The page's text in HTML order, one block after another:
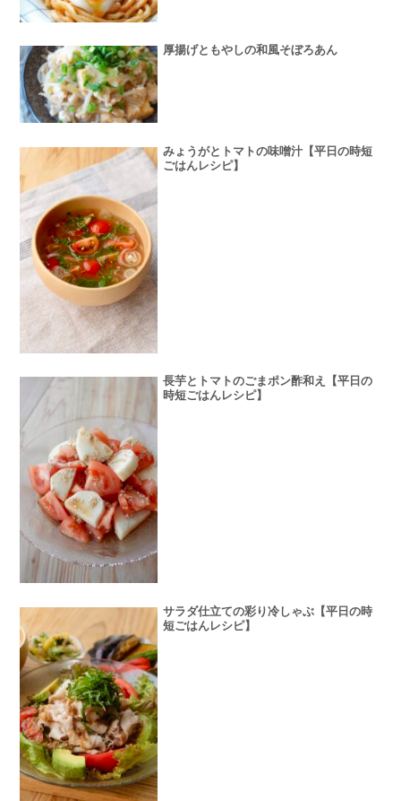
厚揚げともやしの和風そぼろあん
みょうがとトマトの味噌汁【平日の時短
ごはんレシピ】
長芋とトマトのごまポン酢和え【平日の
時短ごはんレシピ】
サラダ仕立ての彩り冷しゃぶ【平日の時
短ごはんレシピ】